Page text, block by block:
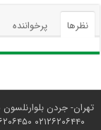
نظرها پرخواننده